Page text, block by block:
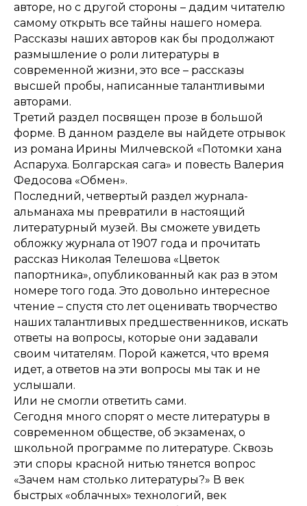
авторе, но с другой стороны – дадим читателю
самому открыть все тайны нашего номера.
Рассказы наших авторов как бы продолжают
размышление о роли литературы в
современной жизни, это все – рассказы
высшей пробы, написанные талантливыми
авторами.
Третий раздел посвящен прозе в большой
форме. В данном разделе вы найдете отрывок
из романа Ирины Милчевской «Потомки хана
Аспаруха. Болгарская сага» и повесть Валерия
Федосова «Обмен».
Последний, четвертый раздел журнала-
альманаха мы превратили в настоящий
литературный музей. Вы сможете увидеть
обложку журнала от 1907 года и прочитать
рассказ Николая Телешова «Цветок
папортника», опубликованный как раз в этом
номере того года. Это довольно интересное
чтение – спустя сто лет оценивать творчество
наших талантливых предшественников, искать
ответы на вопросы, которые они задавали
своим читателям. Порой кажется, что время
идет, а ответов на эти вопросы мы так и не
услышали.
Или не смогли ответить сами.
Сегодня много спорят о месте литературы в
современном обществе, об экзаменах, о
школьной программе по литературе. Сквозь
эти споры красной нитью тянется вопрос
«Зачем нам столько литературы?» В век
быстрых «облачных» технологий, век